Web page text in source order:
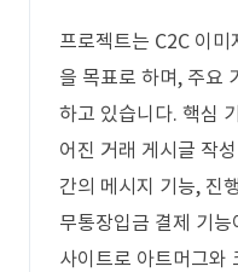
프로젝트는 C2C 이
을 목표로 하며, 주요
하고 있습니다. 핵심
어진 거래 게시글 작
간의 메시지 기능, 진
무통장입금 결제 기
사이트로 아트머그와